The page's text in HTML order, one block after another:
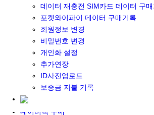
데이터 재충전 SIM카드 데이터 구매
포켓와이파이 데이터 구매기록
회원정보 변경
비밀번호 변경
개인화 설정
추가연장
ID사진업로드
보증금 지불 기록
기타 아시아 DATA
MACARON DATA
DATA 이용 설명서
유심 구매
일본유심
한국유심
대만유심
기타 아시아 유심
데이터팩 구매